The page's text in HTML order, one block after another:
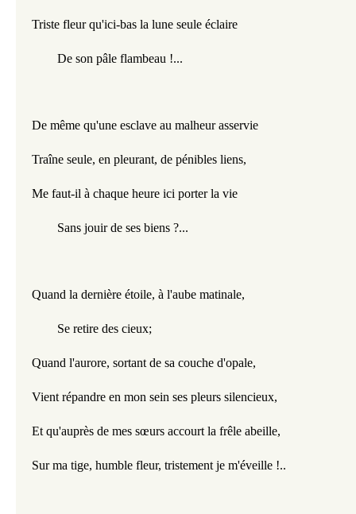
Triste fleur qu'ici-bas la lune seule éclaire
De son pâle flambeau !...
De même qu'une esclave au malheur asservie
Traîne seule, en pleurant, de pénibles liens,
Me faut-il à chaque heure ici porter la vie
Sans jouir de ses biens ?...
Quand la dernière étoile, à l'aube matinale,
Se retire des cieux;
Quand l'aurore, sortant de sa couche d'opale,
Vient répandre en mon sein ses pleurs silencieux,
Et qu'auprès de mes sœurs accourt la frêle abeille,
Sur ma tige, humble fleur, tristement je m'éveille !..